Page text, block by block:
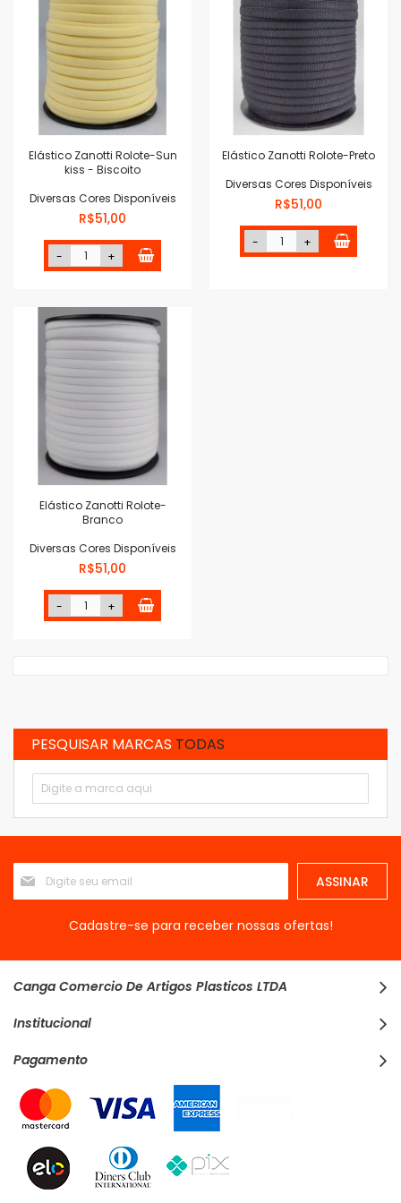
Elástico Zanotti Rolote-Sun
kiss - Biscoito
Diversas Cores Disponíveis
R$51,00
- +
Elástico Zanotti Rolote-Preto
Diversas Cores Disponíveis
R$51,00
- +
Elástico Zanotti Rolote-
Branco
Diversas Cores Disponíveis
R$51,00
- +
PESQUISAR MARCAS TODAS
Inscreva-
se
na
Newsletter:
ASSINAR
Cadastre-se para receber nossas ofertas!
Canga Comercio De Artigos Plasticos LTDA
Institucional
Pagamento